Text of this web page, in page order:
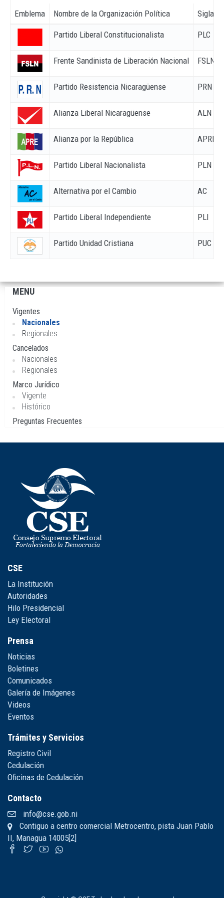
Emblema Nombre de la Organización Política Siglas
Partido Liberal Constitucionalista PLC
Frente Sandinista de Liberación Nacional FSLN
Partido Resistencia Nicaragüense PRN
Alianza Liberal Nicaragüense ALN
Alianza por la República APRE
Partido Liberal Nacionalista PLN
Alternativa por el Cambio AC
Partido Liberal Independiente PLI
Partido Unidad Cristiana PUC
Navegación
principal
MENU
Vigentes
Nacionales
Regionales
Cancelados
Nacionales
Regionales
Marco Jurídico
Vigente
Histórico
Preguntas Frecuentes
CSE
La Institución
Autoridades
Hilo Presidencial
Ley Electoral
Prensa
Noticias
Boletines
Comunicados
Galería de Imágenes
Videos
Eventos
Trámites y Servicios
Registro Civil
Cedulación
Oficinas de Cedulación
Contacto
info@cse.gob.ni
Contiguo a centro comercial Metrocentro, pista Juan Pablo
II, Managua 14005[2]